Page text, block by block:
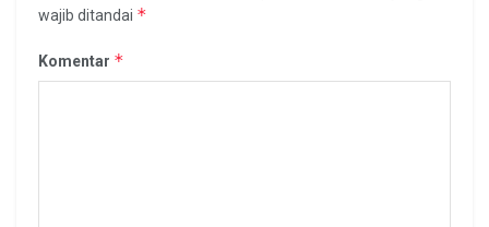
wajib ditandai *
Komentar *